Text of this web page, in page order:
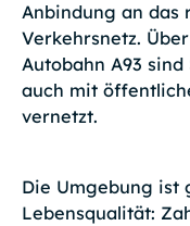
Anbindung an das
Verkehrsnetz.
Autobahn A93
auch mit
vernetzt.
Die Umgebung ist
Lebensqualität: